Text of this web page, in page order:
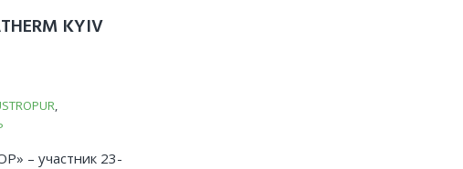
KYIV
– участник 23-